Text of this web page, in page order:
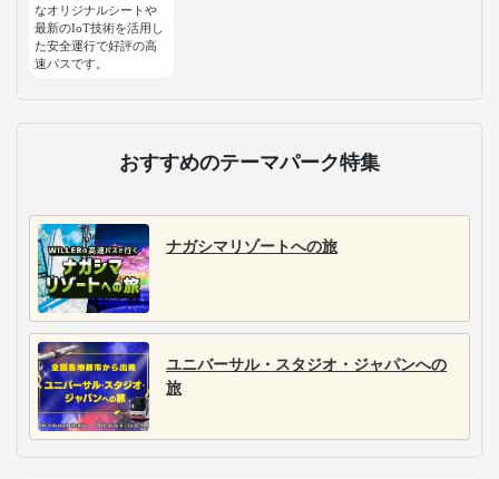
なオリジナルシートや
最新のIoT技術を活用し
た安全運行で好評の高
速バスです。
おすすめのテーマパーク特集
ナガシマリゾートへの旅
ユニバーサル・スタジオ・ジャパンへの
旅